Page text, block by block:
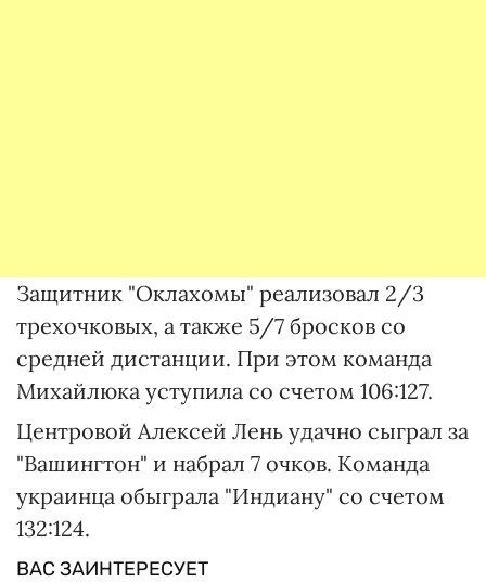
Защитник "Оклахомы" реализовал 2/3
трехочковых, а также 5/7 бросков со
средней дистанции. При этом команда
Михайлюка уступила со счетом 106:127.
Центровой Алексей Лень удачно сыграл за
"Вашингтон" и набрал 7 очков. Команда
украинца обыграла "Индиану" со счетом
132:124.
ВАС ЗАИНТЕРЕСУЕТ